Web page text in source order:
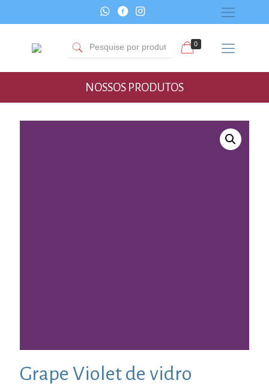
0
NOSSOS PRODUTOS
Grape Violet de vidro